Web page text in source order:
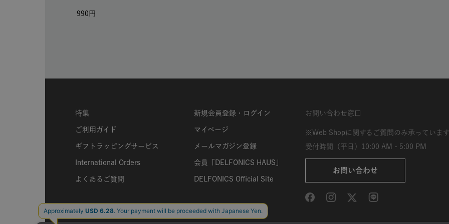
990
特集
ご利用ガイド
ギフトラッピングサービス
International Orders
よくあるご質問
新規会員登録・ログイン
マイページ
メールマガジン登録
会員「DELFONICS HAUS」
DELFONICS Official Site
お問い合わせ窓口
※Web Shopに関するご質問のみ承っていま
受付時間（平日）10:00 AM - 5:00 PM
お問い合わせ